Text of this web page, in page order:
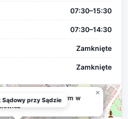
07:30–15:30
07:30–14:30
Zamknięte
Zamknięte
Sądzie Rejonowym w
×
Sądowy przy Sądzie